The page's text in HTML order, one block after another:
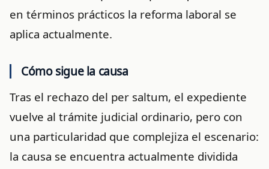
en términos prácticos la reforma laboral se
aplica actualmente.
Cómo sigue la causa
Tras el rechazo del per saltum, el expediente
vuelve al trámite judicial ordinario, pero con
una particularidad que complejiza el escenario:
la causa se encuentra actualmente dividida